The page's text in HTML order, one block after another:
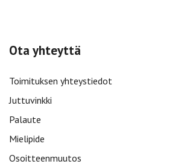
Ota yhteyttä
Toimituksen yhteystiedot
Juttuvinkki
Palaute
Mielipide
Osoitteenmuutos